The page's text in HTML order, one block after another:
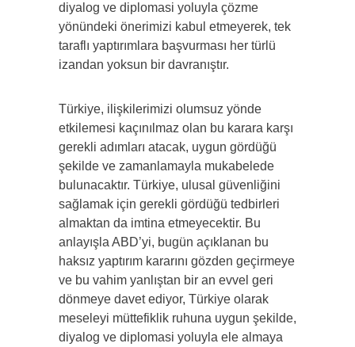
diyalog ve diplomasi yoluyla çözme
yönündeki önerimizi kabul etmeyerek, tek
taraflı yaptırımlara başvurması her türlü
izandan yoksun bir davranıştır.
Türkiye, ilişkilerimizi olumsuz yönde
etkilemesi kaçınılmaz olan bu karara karşı
gerekli adımları atacak, uygun gördüğü
şekilde ve zamanlamayla mukabelede
bulunacaktır. Türkiye, ulusal güvenliğini
sağlamak için gerekli gördüğü tedbirleri
almaktan da imtina etmeyecektir. Bu
anlayışla ABD’yi, bugün açıklanan bu
haksız yaptırım kararını gözden geçirmeye
ve bu vahim yanlıştan bir an evvel geri
dönmeye davet ediyor, Türkiye olarak
meseleyi müttefiklik ruhuna uygun şekilde,
diyalog ve diplomasi yoluyla ele almaya